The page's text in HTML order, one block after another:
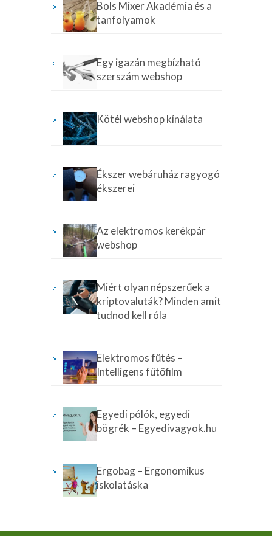
Bols Mixer Akadémia és a
tanfolyamok
Egy igazán megbízható
szerszám webshop
Kötél webshop kínálata
Ékszer webáruház ragyogó
ékszerei
Az elektromos kerékpár
webshop
Miért olyan népszerűek a
kriptovaluták? Minden amit
tudnod kell róla
Elektromos fűtés –
Intelligens fűtőfilm
Egyedi pólók, egyedi
bögrék – Egyedivagyok.hu
Ergobag – Ergonomikus
iskolatáska